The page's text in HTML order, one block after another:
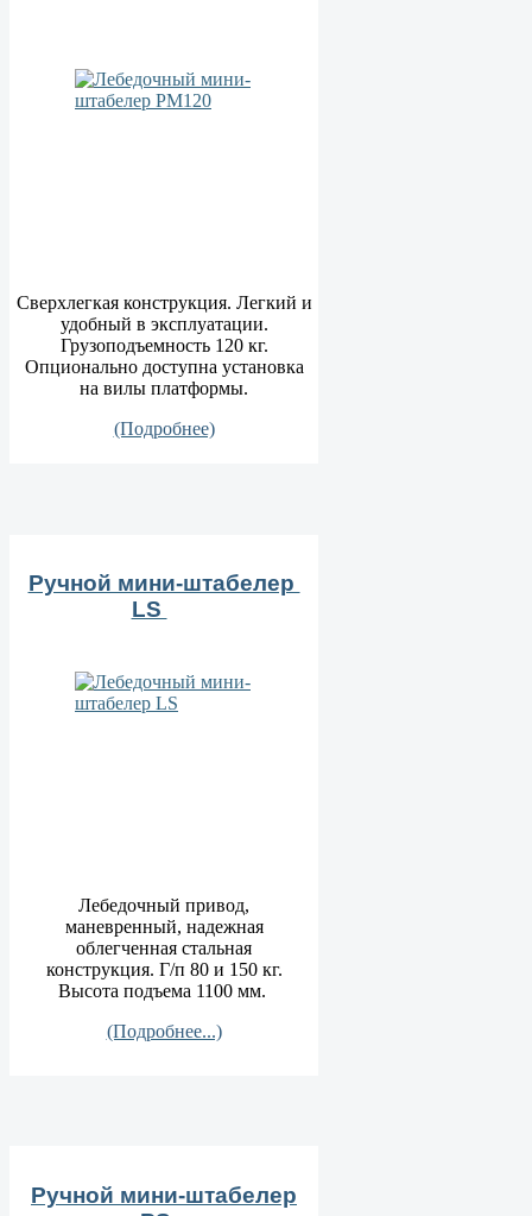
Сверхлегкая конструкция. Легкий и
удобный в эксплуатации.
Грузоподъемность 120 кг.
Опционально доступна установка
на вилы платформы.
(Подробнее)
Ручной мини-штабелер
LS
Лебедочный привод,
маневренный, надежная
облегченная стальная
конструкция. Г/п 80 и 150 кг.
Высота подъема 1100 мм.
(Подробнее...)
Ручной мини-штабелер